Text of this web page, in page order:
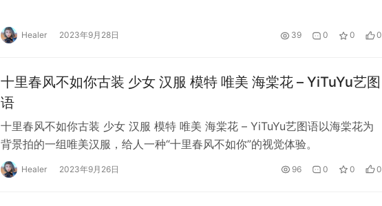
Healer 2023年9月28日 39 0 0 0
十里春风不如你古装 少女 汉服 模特 唯美 海棠花 – YiTuYu艺图
语
十里春风不如你古装 少女 汉服 模特 唯美 海棠花 – YiTuYu艺图语以海棠花为
背景拍的一组唯美汉服，给人一种“十里春风不如你”的视觉体验。
Healer 2023年9月26日 96 0 0 0